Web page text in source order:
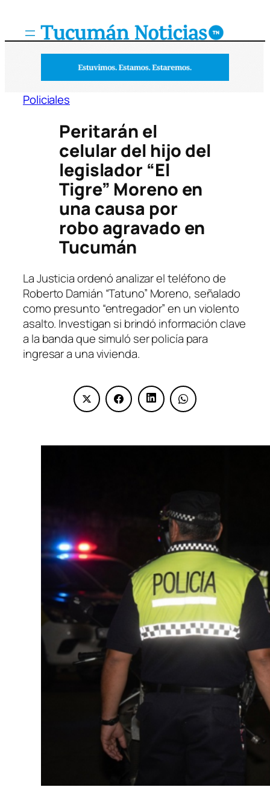
Policiales
Peritarán el
celular del hijo del
legislador “El
Tigre” Moreno en
una causa por
robo agravado en
Tucumán
La Justicia ordenó analizar el teléfono de
Roberto Damián “Tatuno” Moreno, señalado
como presunto “entregador” en un violento
asalto. Investigan si brindó información clave
a la banda que simuló ser policía para
ingresar a una vivienda.